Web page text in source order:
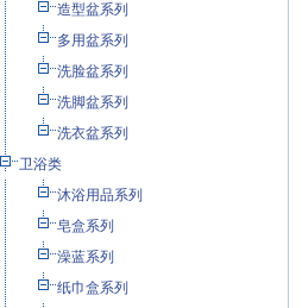
造型盆系列
多用盆系列
洗脸盆系列
洗脚盆系列
洗衣盆系列
卫浴类
沐浴用品系列
皂盒系列
澡蓝系列
纸巾盒系列